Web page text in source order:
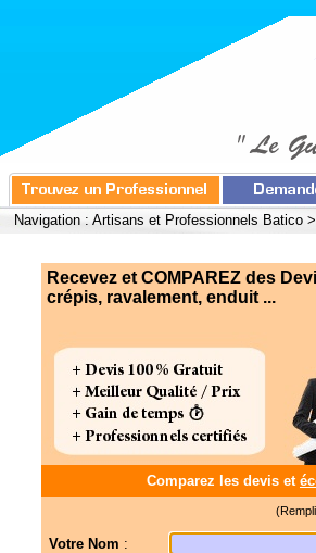
Navigation : Artisans et Professionnels Batico >
Recevez et COMPAREZ des
crépis, ravalement, enduit ...
Comparez les devis et
Votre Nom :